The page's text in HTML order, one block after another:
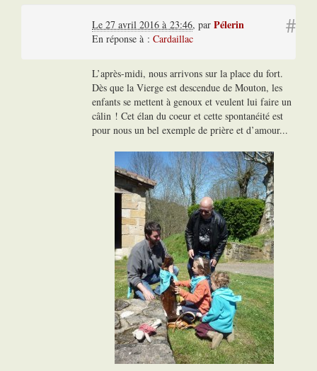
#
Le 27 avril 2016 à 23:46, par Pélerin
En réponse à : Cardaillac
L’après-midi, nous arrivons sur la place du fort.
Dès que la Vierge est descendue de Mouton, les
enfants se mettent à genoux et veulent lui faire un
câlin ! Cet élan du coeur et cette spontanéité est
pour nous un bel exemple de prière et d’amour...